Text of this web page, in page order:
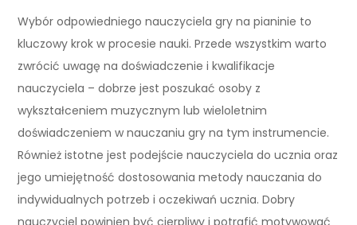
Wybór odpowiedniego nauczyciela gry na pianinie to
kluczowy krok w procesie nauki. Przede wszystkim warto
zwrócić uwagę na doświadczenie i kwalifikacje
nauczyciela – dobrze jest poszukać osoby z
wykształceniem muzycznym lub wieloletnim
doświadczeniem w nauczaniu gry na tym instrumencie.
Również istotne jest podejście nauczyciela do ucznia oraz
jego umiejętność dostosowania metody nauczania do
indywidualnych potrzeb i oczekiwań ucznia. Dobry
nauczyciel powinien być cierpliwy i potrafić motywować